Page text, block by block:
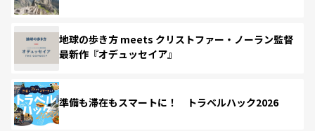
地球の歩き方 meets クリストファー・ノーラン監督
最新作『オデュッセイア』
準備も滞在もスマートに！ トラベルハック2026